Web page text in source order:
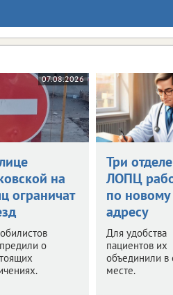
07.08.2026
на
ограничат
о
Три
ЛОПЦ
по новому
адресу
Для удобства
пациентов их
объединили в
месте.